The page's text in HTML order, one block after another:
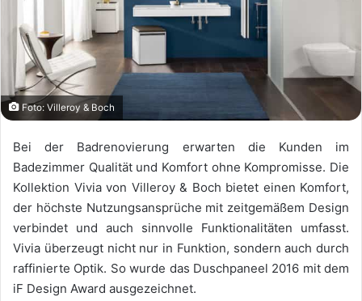
Foto: Villeroy & Boch
Bei der Badrenovierung erwarten die Kunden im
Badezimmer Qualität und Komfort ohne Kompromisse. Die
Kollektion Vivia von Villeroy & Boch bietet einen Komfort,
der höchste Nutzungsansprüche mit zeitgemäßem Design
verbindet und auch sinnvolle Funktionalitäten umfasst.
Vivia überzeugt nicht nur in Funktion, sondern auch durch
raffinierte Optik. So wurde das Duschpaneel 2016 mit dem
iF Design Award ausgezeichnet.